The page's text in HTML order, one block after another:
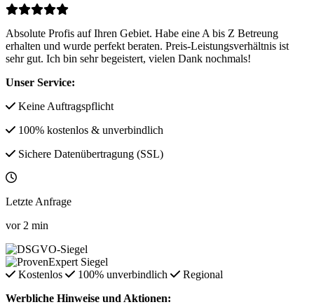
Absolute Profis auf Ihren Gebiet. Habe eine A bis Z Betreung
erhalten und wurde perfekt beraten. Preis-Leistungsverhältnis ist
sehr gut. Ich bin sehr begeistert, vielen Dank nochmals!
Unser Service:
Keine Auftragspflicht
100% kostenlos & unverbindlich
Sichere Datenübertragung (SSL)
Letzte Anfrage
vor 2 min
Kostenlos 100% unverbindlich
Regional
Werbliche Hinweise und Aktionen: